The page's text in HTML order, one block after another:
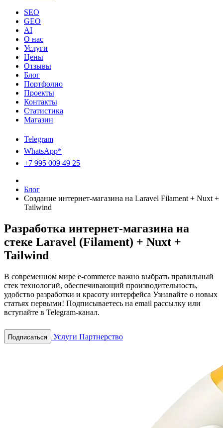
SEO
GEO
AI
О нас
Услуги
Цены
Отзывы
Блог
Портфолио
Проекты
Контакты
Статистика
Магазин
Telegram
WhatsApp*
+7 995 009 49 25
Блог
Создание интернет-магазина на Laravel Filament + Nuxt +
Tailwind
Разработка интернет-магазина на
стеке Laravel (Filament) + Nuxt +
Tailwind
В современном мире e-commerce важно выбрать правильный
стек технологий, обеспечивающий производительность,
удобство разработки и красоту интерфейса Узнавайте о новых
статьях первыми! Подписываетесь на email рассылку или
вступайте в Telegram-канал.
Подписаться Услуги Партнерство